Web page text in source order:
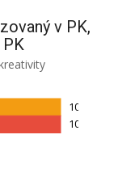
v PK,
100 %
100 %